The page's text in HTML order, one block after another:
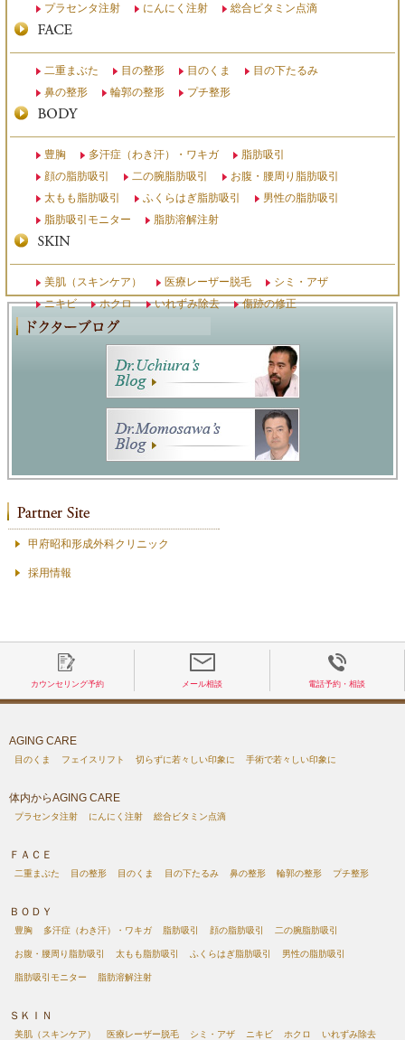
プラセンタ注射 にんにく注射 総合ビタミン点滴
二重まぶた 目の整形 目のくま
目の下たるみ
鼻の整形
輪郭の整形 プチ整形
豊胸 多汗症（わき汗）・ワキガ
脂肪吸引
顔の脂肪吸引
二の腕脂肪吸引
お腹・腰周り脂肪吸引
太もも脂肪吸引
ふくらはぎ脂肪吸引
男性の脂肪吸引
脂肪吸引モニター
脂肪溶解注射
美肌（スキンケア） 医療レーザー脱毛
シミ・アザ
ニキビ
ホクロ いれずみ除去 傷跡の修正
甲府昭和形成外科クリニック
採用情報
カウンセリング予約 メール相談 電話予約・相談
AGING CARE
目のくま フェイスリフト 切らずに若々しい印象に 手術で若々しい印象に
体内からAGING CARE
プラセンタ注射 にんにく注射 総合ビタミン点滴
ＦＡＣＥ
二重まぶた 目の整形 目のくま 目の下たるみ 鼻の整形 輪郭の整形 プチ整形
ＢＯＤＹ
豊胸 多汗症（わき汗）・ワキガ 脂肪吸引 顔の脂肪吸引 二の腕脂肪吸引
お腹・腰周り脂肪吸引 太もも脂肪吸引 ふくらはぎ脂肪吸引 男性の脂肪吸引
脂肪吸引モニター 脂肪溶解注射
ＳＫＩＮ
美肌（スキンケア） 医療レーザー脱毛 シミ・アザ ニキビ ホクロ いれずみ除去